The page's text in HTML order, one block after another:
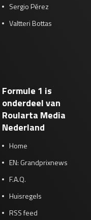
Sergio Pérez
Valtteri Bottas
Formule 1 is
onderdeel van
Roularta Media
Nederland
Home
EN: Grandprixnews
F.A.Q.
Huisregels
RSS feed